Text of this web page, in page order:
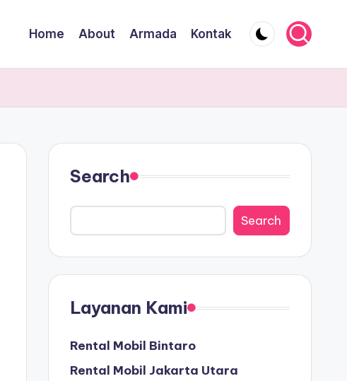
Home About Armada Kontak
Search
Search
Layanan Kami
Rental Mobil Bintaro
Rental Mobil Jakarta Utara